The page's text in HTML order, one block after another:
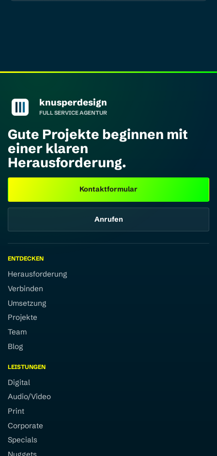
knusperdesign
FULL SERVICE AGENTUR
knusperdesign Startseite
Gute Projekte beginnen mit
einer klaren
Herausforderung.
Kontaktformular
Anrufen
ENTDECKEN
Herausforderung
Verbinden
Umsetzung
Projekte
Team
Blog
LEISTUNGEN
Digital
Audio/Video
Print
Corporate
Specials